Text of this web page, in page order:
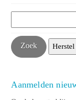
Aanmelden